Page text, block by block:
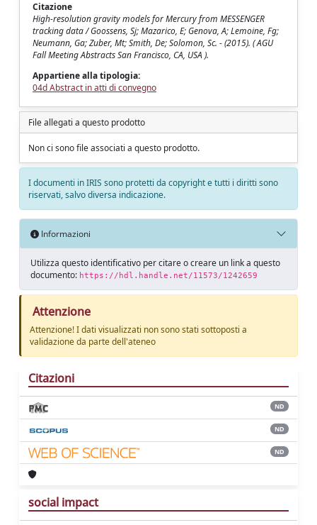
Citazione
High-resolution gravity models for Mercury from MESSENGER
tracking data / Goossens, Sj; Mazarico, E; Genova, A; Lemoine, Fg;
Neumann, Ga; Zuber, Mt; Smith, De; Solomon, Sc. - (2015). ( AGU
Fall Meeting Abstracts San Francisco, CA, USA ).
Appartiene alla tipologia:
04d Abstract in atti di convegno
File allegati a questo prodotto
Non ci sono file associati a questo prodotto.
I documenti in IRIS sono protetti da copyright e tutti i diritti sono
riservati, salvo diversa indicazione.
Informazioni
Utilizza questo identificativo per citare o creare un link a questo
documento: https://hdl.handle.net/11573/1242659
Attenzione
Attenzione! I dati visualizzati non sono stati sottoposti a
validazione da parte dell'ateneo
Citazioni
ND
ND
ND
social impact